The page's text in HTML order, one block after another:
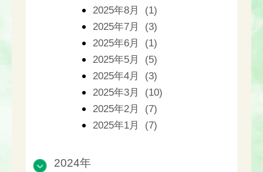
2025年8月 (1)
2025年7月 (3)
2025年6月 (1)
2025年5月 (5)
2025年4月 (3)
2025年3月 (10)
2025年2月 (7)
2025年1月 (7)
2024年